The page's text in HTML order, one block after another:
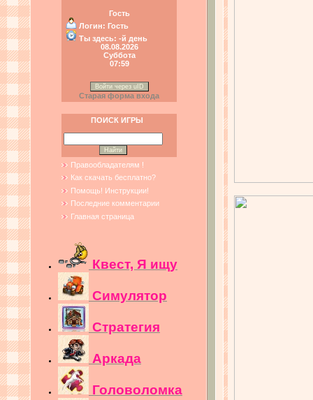
Гость
Логин: Гость
Ты здесь: -й день
08.08.2026
Суббота
07:59
Войти через uID
Старая форма входа
ПОИСК ИГРЫ
Правообладателям !
Как скачать бесплатно?
Помощь! Инструкции!
Последние комментарии
Главная страница
Квест, Я ищу
Симулятор
Стратегия
Аркада
Головоломка